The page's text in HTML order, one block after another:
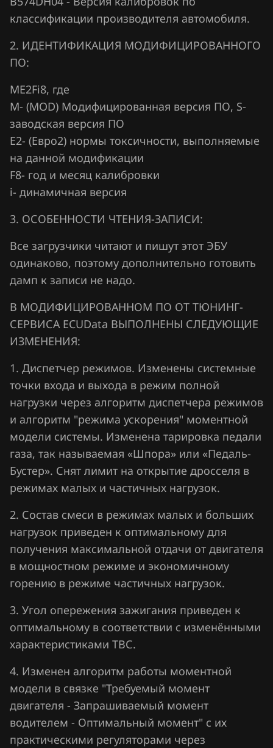
Hawtai
Honda
Hongqi
Howo
Hummer
Hyundai
Infiniti
Iran Khodro
Isuzu
Iveco
JAC
Jaguar
Jeep
Jetour
Kaiyi
Kia
King Long
KYC
Lancia
Land Rover
Lexus
Lifan
Lincoln
Livan
Luxgen
Mazda
Mercedes-Benz
классификации производителя автомобиля.
2. ИДЕНТИФИКАЦИЯ МОДИФИЦИРОВАННОГО
ПО:
ME2Fi8, где
М- (MOD) Модифицированная версия ПО, S-
заводская версия ПО
Е2- (Евро2) нормы токсичности, выполняемые
на данной модификации
F8- год и месяц калибровки
i- динамичная версия
3. ОСОБЕННОСТИ ЧТЕНИЯ-ЗАПИСИ:
Все загрузчики читают и пишут этот ЭБУ
одинаково, поэтому дополнительно готовить
дамп к записи не надо.
В МОДИФИЦИРОВАННОМ ПО ОТ ТЮНИНГ-
СЕРВИСА ECUData ВЫПОЛНЕНЫ СЛЕДУЮЩИЕ
ИЗМЕНЕНИЯ:
1. Диспетчер режимов. Изменены системные
точки входа и выхода в режим полной
нагрузки через алгоритм диспетчера режимов
и алгоритм "режима ускорения" моментной
модели системы. Изменена тарировка педали
газа, так называемая «Шпора» или «Педаль-
Бустер». Снят лимит на открытие дросселя в
режимах малых и частичных нагрузок.
2. Состав смеси в режимах малых и больших
нагрузок приведен к оптимальному для
получения максимальной отдачи от двигателя
в мощностном режиме и экономичному
горению в режиме частичных нагрузок.
3. Угол опережения зажигания приведен к
оптимальному в соответствии с изменёнными
характеристиками ТВС.
4. Изменен алгоритм работы моментной
модели в связке "Требуемый момент
двигателя - Запрашиваемый момент
водителем - Оптимальный момент" с их
практическими регуляторами через